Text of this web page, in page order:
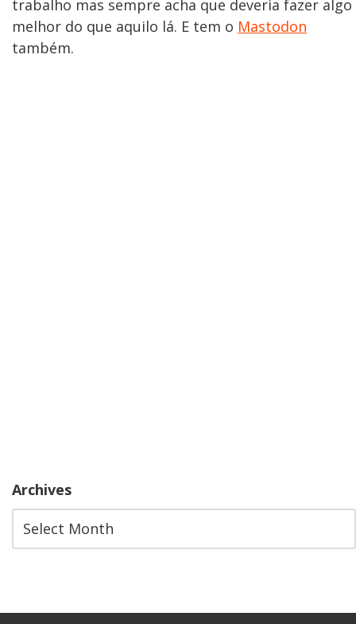
trabalho mas sempre acha que deveria fazer algo
melhor do que aquilo lá. E tem o Mastodon
também.
Archives